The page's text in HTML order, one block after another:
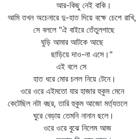
আর-কিছু নেই বাকি।
আমি তখন অচেনারে দু-হাত দিয়ে বক্ষে চেপে রাখি,
সে বললে "ঐ বাইরে তেঁতুলগাছে
ঘুড়ি আমার আটকে আছে
ছাড়িয়ে দাও-না এসে।"
এই বলে সে
হাত ধরে মোর চলল নিয়ে টেনে।
ওরে ওরে এইমতো যার হাজার হুকুম মেনে
কেটেছিল নটা বছর, তারি হুকুম আজো মর্ত্যতলে
ঘুরে বেড়ায় তেমনি নানান ছলে।
ওরে ওরে বুঝে নিলেম আজ